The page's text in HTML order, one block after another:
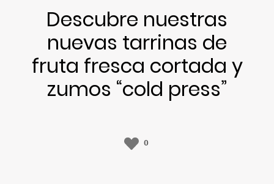
Descubre nuestras
nuevas tarrinas de
fruta fresca cortada y
zumos “cold press”
0